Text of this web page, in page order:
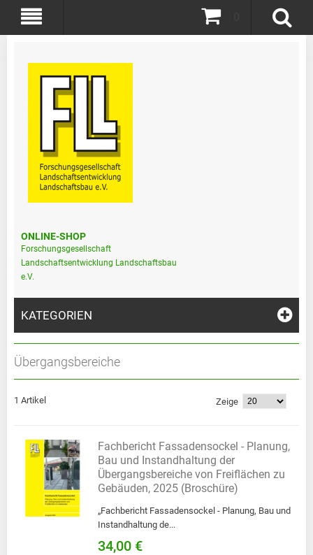
ONLINE-SHOP
Forschungsgesellschaft
Landschaftsentwicklung Landschaftsbau
e.V.
KATEGORIEN
Übergangsbereiche
1 Artikel Zeige
Fachbericht Fassadensockel - Planung,
Bau und Instandhaltung der
Übergangsbereiche von Freiflächen zu
Gebäuden, 2025 (Broschüre)
„Fachbericht Fassadensockel - Planung, Bau und
Instandhaltung de...
34,00 €